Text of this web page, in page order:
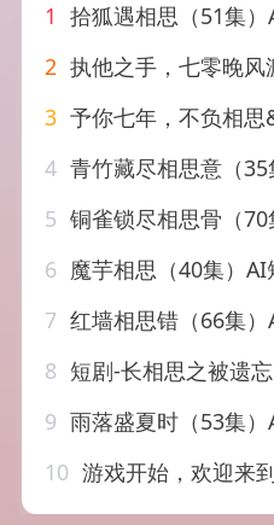
1 拾狐遇相思（51集）
2 执他之手，七零晚风渡相思&执他
3 予你七年，不负相思&予你
4 青竹藏尽相思意（
5 铜雀锁尽相思骨（
6 魔芋相思（40集）AI
7 红墙相思错（66集）
8 短剧-长相思之被遗忘的爱$以
9 雨落盛夏时（53集）
10 游戏开始，欢迎来到暗黑童话世界！&游